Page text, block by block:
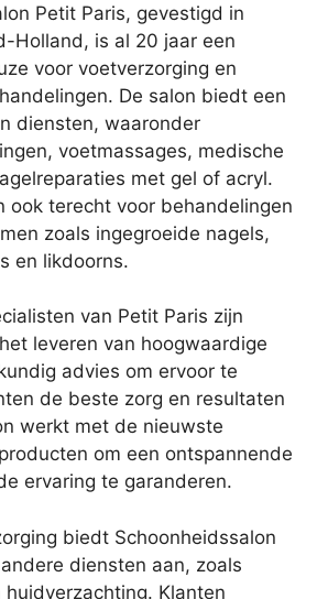
Petit Paris, gevestigd in
Holland, is al 20 jaar een
voor voetverzorging en
De salon biedt een
diensten, waaronder
voetmassages, medische
met gel of acryl.
ook terecht voor behandelingen
zoals ingegroeide nagels,
en likdoorns.
van Petit Paris zijn
leveren van hoogwaardige
advies om ervoor te
de beste zorg en resultaten
werkt met de nieuwste
om een ontspannende
ervaring te garanderen.
biedt Schoonheidssalon
diensten aan, zoals
huidverzachting. Klanten